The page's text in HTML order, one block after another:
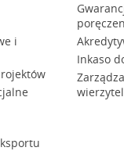
i
Inkaso